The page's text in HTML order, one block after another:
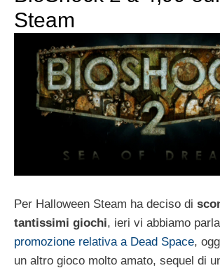
Steam
Per Halloween Steam ha deciso di
tantissimi giochi, ieri vi abbiamo
promozione relativa a Dead Space,
un altro gioco molto amato, sequel di